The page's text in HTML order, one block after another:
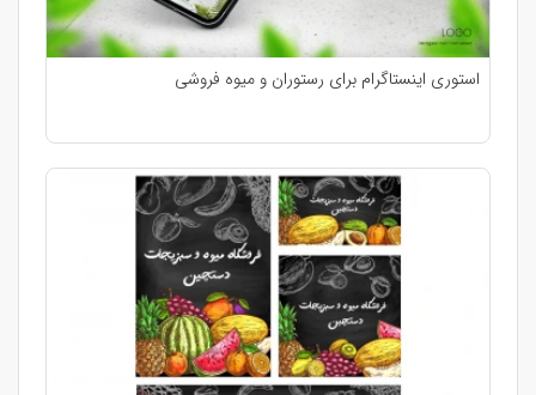
استوری اینستاگرام برای رستوران و میوه فروشی